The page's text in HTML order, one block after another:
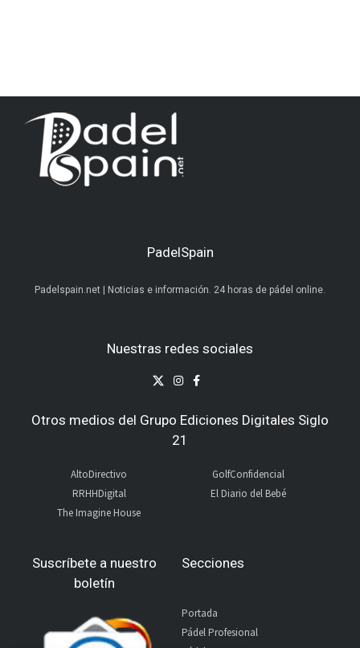
PadelSpain
Padelspain.net | Noticias e información. 24 horas de pádel online.
Nuestras redes sociales
Otros medios del Grupo Ediciones Digitales Siglo
21
AltoDirectivo
RRHHDigital
The Imagine House
GolfConfidencial
El Diario del Bebé
Suscríbete a nuestro
boletín
Secciones
Portada
Pádel Profesional